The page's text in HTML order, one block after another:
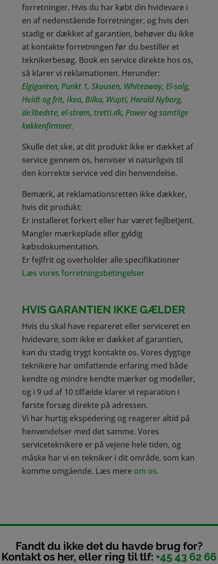
forretninger. Hvis du har købt din hvidevare i
en af nedenstående forretninger, og hvis den
stadig er dækket af garantien, behøver du ikke
at kontakte forretningen før du bestiller et
teknikerbesøg. Book en service direkte hos os,
så klarer vi reklamationen. Herunder:
Elgiganten, Punkt 1, Skousen, Whiteaway, El-salg,
Hvidt og frit, Ikea, Bilka, Wupti, Harald Nyborg,
de3bedste, el-strøm, tretti.dk, Powerogsamtlige
køkkenfirmaer.
Skulle det ske, at dit produkt ikke er dækket af
service gennem os, henviser vi naturligvis til
den korrekte service ved din henvendelse.
Bemærk, at reklamationsretten ikke dækker,
hvis dit produkt:
Er installeret forkert eller har været fejlbetjent.
Mangler mærkeplade eller gyldig
købsdokumentation.
Er fejlfrit og overholder alle specifikationer
Læs vores forretningsbetingelser
HVIS GARANTIEN IKKE GÆLDER
Hvis du skal have repareret eller serviceret en
hvidevare, som ikke er dækket af garantien,
kan du stadig trygt kontakte os. Vores dygtige
teknikere har omfattende erfaring med både
kendte og mindre kendte mærker og modeller,
og i 9 ud af 10 tilfælde klarer vi reparation i
første forsøg direkte på adressen.
Vi har hurtig ekspedering og reagerer altid på
henvendelser med det samme. Vores
serviceteknikere er på vejene hele tiden, og
måske har vi en tekniker i dit område, som kan
komme omgående. Læs mere om os.
Fandt du ikke det du havde brug for?
Kontakt os her, eller ring til tlf: +45 43 62 66